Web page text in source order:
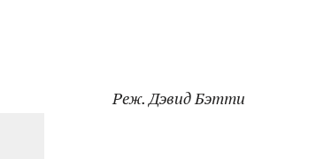
Реж. Дэвид Бэтти